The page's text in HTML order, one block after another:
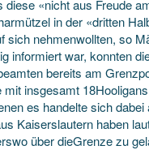
diese «nicht aus Freude
in der «dritten
sich nehmenwollten, so
informiert war, konnten
bereits am
mit insgesamt
es handelte sich dabei
Kaiserslautern haben
über dieGrenze zu